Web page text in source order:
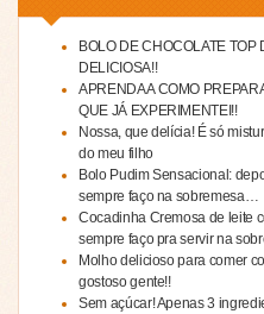
BOLO DE CHOCOLATE TOP
DELICIOSA!!
APRENDA A COMO
QUE JÁ EXPERIMENTEI!!
Nossa, que delícia! É só
do meu filho
Bolo Pudim Sensacional:
sempre faço na sobremesa…
Cocadinha Cremosa de leite
sempre faço pra servir na
Molho delicioso para comer
gostoso gente!!
Sem açúcar! Apenas 3